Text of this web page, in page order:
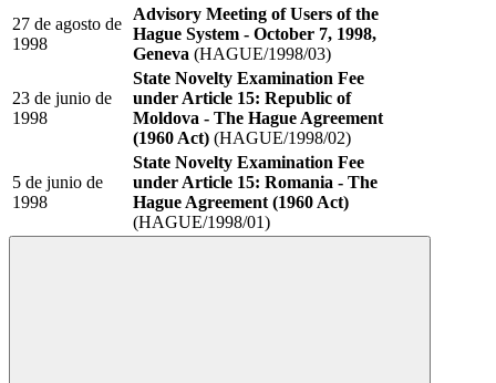
27 de agosto de
1998
Advisory Meeting of Users of the
Hague System - October 7, 1998,
Geneva (HAGUE/1998/03)
23 de junio de
1998
State Novelty Examination Fee
under Article 15: Republic of
Moldova - The Hague Agreement
(1960 Act) (HAGUE/1998/02)
5 de junio de
1998
State Novelty Examination Fee
under Article 15: Romania - The
Hague Agreement (1960 Act)
(HAGUE/1998/01)